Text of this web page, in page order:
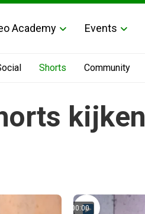
Academy Events
Shorts Community
kijken
00:00